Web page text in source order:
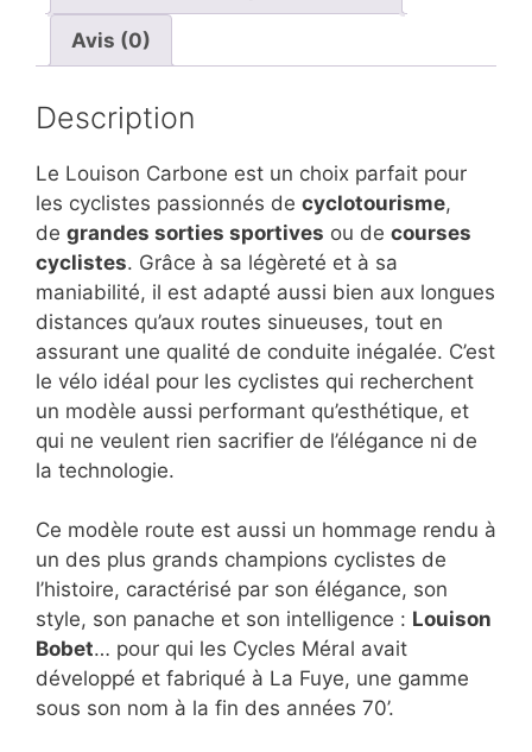
Nouveau
Avis (0)
Description
Le Louison Carbone est un choix parfait pour
les cyclistes passionnés de cyclotourisme,
de grandes sorties sportives ou de courses
cyclistes. Grâce à sa légèreté et à sa
maniabilité, il est adapté aussi bien aux longues
distances qu’aux routes sinueuses, tout en
assurant une qualité de conduite inégalée. C’est
le vélo idéal pour les cyclistes qui recherchent
un modèle aussi performant qu’esthétique, et
qui ne veulent rien sacrifier de l’élégance ni de
la technologie.
Ce modèle route est aussi un hommage rendu à
un des plus grands champions cyclistes de
l’histoire, caractérisé par son élégance, son
style, son panache et son intelligence : Louison
Bobet… pour qui les Cycles Méral avait
développé et fabriqué à La Fuye, une gamme
sous son nom à la fin des années 70’.